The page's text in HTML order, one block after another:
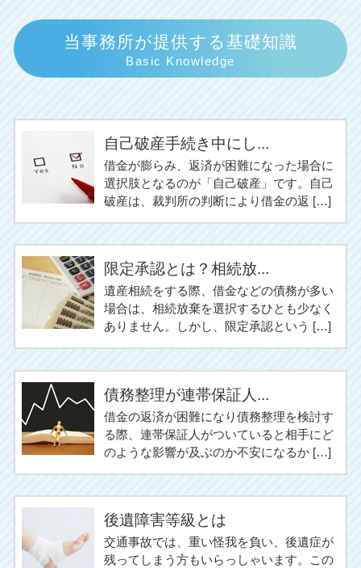
当事務所が提供する基礎知識
Basic Knowledge
自己破産手続き中にし...
借金が膨らみ、返済が困難になった場合に
選択肢となるのが「自己破産」です。自己
破産は、裁判所の判断により借金の返 […]
限定承認とは？相続放...
遺産相続をする際、借金などの債務が多い
場合は、相続放棄を選択するひとも少なく
ありません。しかし、限定承認という […]
債務整理が連帯保証人...
借金の返済が困難になり債務整理を検討す
る際、連帯保証人がついていると相手にど
のような影響が及ぶのか不安になるか […]
後遺障害等級とは
交通事故では、重い怪我を負い、後遺症が
残ってしまう方もいらっしゃいます。この